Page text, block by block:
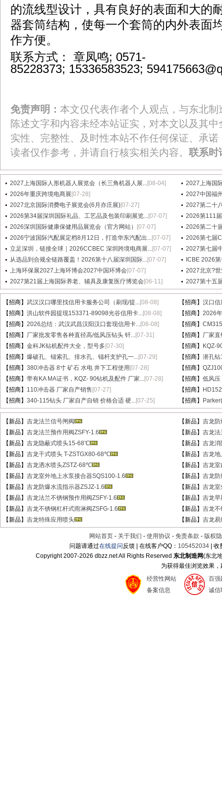
的流线型设计，具有良好的表面和大的
器套筒结构，使每一个套筒的内外表面
作方便。
联系方式： 章凤鸣; 0571-
85228373; 15336583523;
免责声明： 本文仅代表作者个人观点，与东北
陈述文字和内容未经本站证实，对本文以及其
实性、完整性、及时性本站不作任何保证、承
读者仅作参考，并请自行核实相关内容。 联系时
2027上海国际人形机器人展览会（长三角机器人展...[08-04]
2027上海国
2026年重庆跨境电商展 [07-28]
2027中国福
2027北京国际消费电子展览会(6月亦庄展)[07-27]
2027第二十
2026第34届深圳国际礼品、工艺品及包装印刷展览...[07-07]
2026第111
2026深圳国际健康保健用品展览会（官方网站）
[07-07]
2026第二十
2026宁波国际汽配展定档8月12日，打造华东汽配出...[07-07]
2026第七届
立足深圳，链接全球｜2026CCBEC 深圳跨境电商展...[07-07]
2027第七届
从选品到合规全链路覆盖！2026第十八届深圳国际...[07-07]
ICBE 2026
上海环保展2027上海环博会2027中国环博会[07-07]
2027北京?世
2027第21届上海国际养老、辅具及康复医疗博览会[06-11] 2027第十五
【招商】 武汉汉口哪里找信用卡服务公司（刷现/提...[08-08] 【招商】 汉口信
【招商】 洪山软件园提现153371-89098光谷信用卡...[08-08] 【招商】 2026
【招商】 2026总结：武汉武昌汉阳汉口套现信用卡...[08-08] 【招商】
【招商】 厂家批发零售各种直径高/低风压钻头 钎...[07-31] 【招商】 厂家
【招商】 金科JK钻机配件大全，型号多 [07-30] 【招商】
KQZ-
【招商】 爆破孔、锚索孔、排水孔、锚杆支护孔一...[07-29] 【招商】 潜孔钻
【招商】 380冲击器 8寸 矿石 水电 井下工程使用 [07-28] 【招商】
【招商】 带有KA MA证书，KQZ- 90钻机及配件 厂家...[07-28] 【招商】 低风压
【招商】 110冲击器 厂家自产销售 [07-27] 【招商】
【招商】 340-115钻头 厂家自产自销 价格合适 硬...[07-25] 【招商】
【新品】 吉龙法兰信号闸阀 【新品】 吉龙防
【新品】 吉龙法兰预作用阀ZSFY-1.6 【新品】 吉龙法
【新品】 吉龙隐蔽式喷头15-68℃ 【新品】 吉龙消
【新品】 吉龙干式喷头 T-ZSTGX80-68℃ 【新品】 吉龙地
【新品】 吉龙洒水喷头ZSTZ-68℃ 【新品】 吉龙室
【新品】 吉龙室外地上水泵接合器SQS100-1.6 【新品】 吉龙防
【新品】 吉龙防爆水流指示器ZSJZ-1.6 【新品】 吉龙
【新品】 吉龙法兰不锈钢预作用阀ZSFY-1.6 【新品】 吉龙
【新品】 吉龙不锈钢杠杆式雨淋阀ZSFG-1.6 【新品】 吉龙不
【新品】 吉龙特殊应用喷头 【新品】 吉龙
网站首页 - 关于我们 - 使用协议 - 免责条款 - 版权
问题请通过在线提问反馈 | 在线客户QQ： 105452034 |
Copyright 2007-2026 dbzz.net All Rights Reserved东北制造网(东北
为获得最佳浏览效果
经营性网站
备案信息
百强
诚信